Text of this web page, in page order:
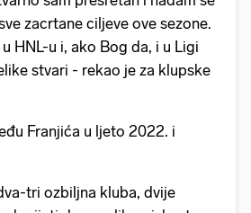
zacrtane ciljeve ove sezone.
HNL-u i, ako Bog da, i u Ligi
stvari - rekao je za klupske
Franjića u ljeto 2022. i
tri ozbiljna kluba, dvije